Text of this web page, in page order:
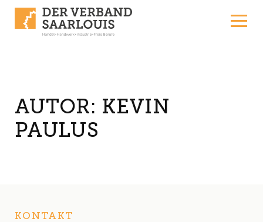
AUTOR: KEVIN
PAULUS
KONTAKT